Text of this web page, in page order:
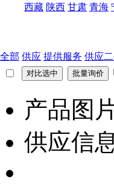
西藏 陕西 甘肃 青海
全部 供应 提供服务 供应
产品图
供应信